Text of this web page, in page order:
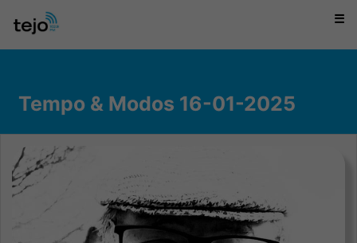
☰
Tempo & Modos 16-01-2025